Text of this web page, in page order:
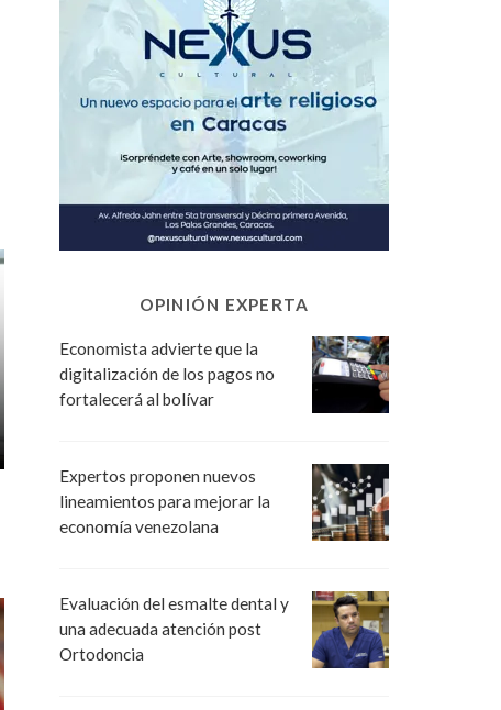
OPINIÓN EXPERTA
Economista advierte que la
digitalización de los pagos no
fortalecerá al bolívar
Expertos proponen nuevos
lineamientos para mejorar la
economía venezolana
Evaluación del esmalte dental y
una adecuada atención post
Ortodoncia